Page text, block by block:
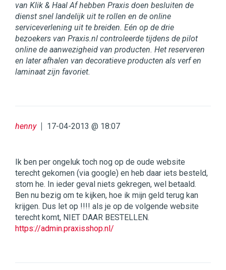
van Klik & Haal Af hebben Praxis doen besluiten de
dienst snel landelijk uit te rollen en de online
serviceverlening uit te breiden. Eén op de drie
bezoekers van Praxis.nl controleerde tijdens de pilot
online de aanwezigheid van producten. Het reserveren
en later afhalen van decoratieve producten als verf en
laminaat zijn favoriet.
henny 17-04-2013 @ 18:07
Ik ben per ongeluk toch nog op de oude website
terecht gekomen (via google) en heb daar iets besteld,
stom he. In ieder geval niets gekregen, wel betaald.
Ben nu bezig om te kijken, hoe ik mijn geld terug kan
krijgen. Dus let op !!!! als je op de volgende website
terecht komt, NIET DAAR BESTELLEN.
https://admin.praxisshop.nl/